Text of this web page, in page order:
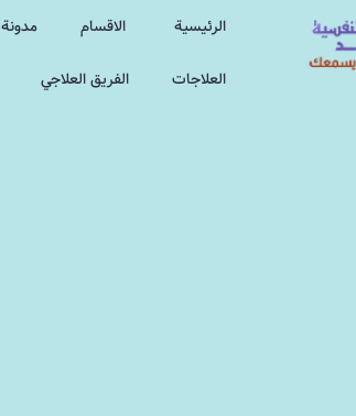
الرئيسية الاقسام مدونة
العلاجات الفريق العلاجي